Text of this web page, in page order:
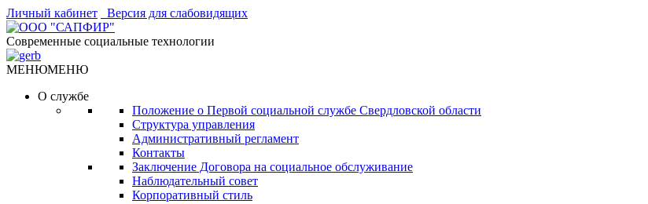
Личный кабинет Версия для слабовидящих
Современные социальные технологии
МЕНЮМЕНЮ
О службе
Положение о Первой социальной службе Свердловской области
Структура управления
Административный регламент
Контакты
Заключение Договора на социальное обслуживание
Наблюдательный совет
Корпоративный стиль